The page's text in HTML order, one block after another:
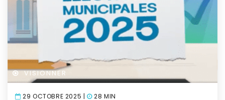
VISIONNER
29 OCTOBRE 2025 | 28 MIN